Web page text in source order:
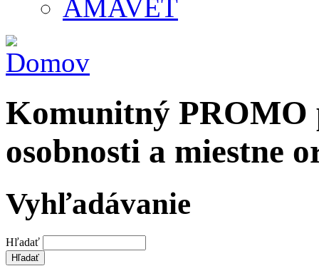
AMAVET
Komunitný
osobnosti a miestne
Vyhľadávanie
Hľadať